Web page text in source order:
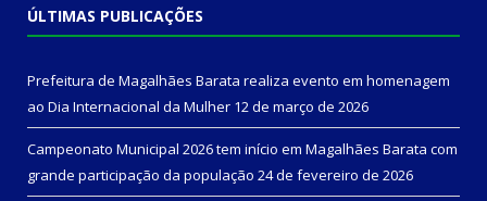
ÚLTIMAS PUBLICAÇÕES
Prefeitura de Magalhães Barata realiza evento em homenagem
ao Dia Internacional da Mulher 12 de março de 2026
Campeonato Municipal 2026 tem início em Magalhães Barata com
grande participação da população 24 de fevereiro de 2026